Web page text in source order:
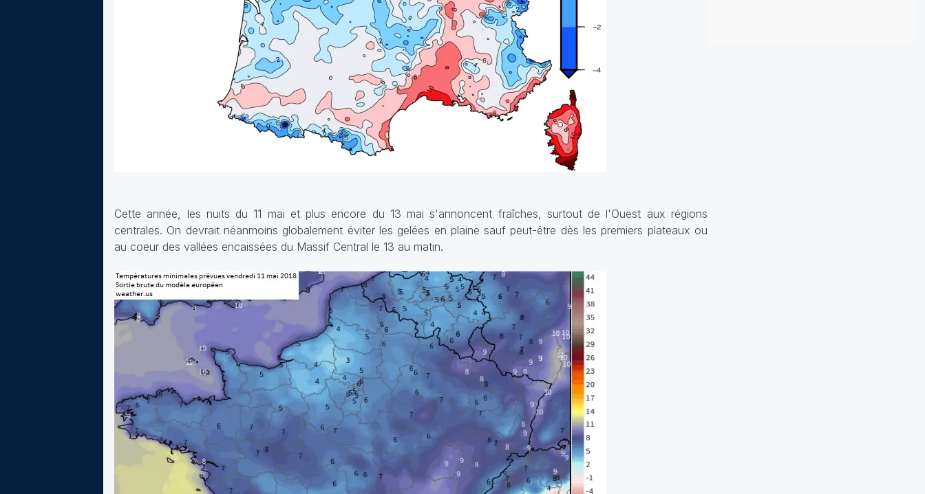
Cette année, les nuits du 11 mai et plus encore du 13 mai s'annoncent fraîches, surtout de l'Ouest aux régions
centrales. On devrait néanmoins globalement éviter les gelées en plaine sauf peut-être dès les premiers plateaux ou
au coeur des vallées encaissées du Massif Central le 13 au matin.